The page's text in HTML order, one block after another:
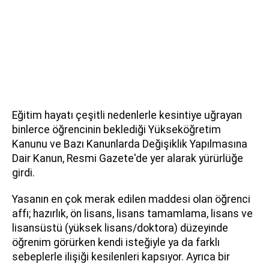
Eğitim hayatı çeşitli nedenlerle kesintiye uğrayan
binlerce öğrencinin beklediği Yükseköğretim
Kanunu ve Bazı Kanunlarda Değişiklik Yapılmasına
Dair Kanun, Resmi Gazete'de yer alarak yürürlüğe
girdi.
Yasanın en çok merak edilen maddesi olan öğrenci
affı; hazırlık, ön lisans, lisans tamamlama, lisans ve
lisansüstü (yüksek lisans/doktora) düzeyinde
öğrenim görürken kendi isteğiyle ya da farklı
sebeplerle ilişiği kesilenleri kapsıyor. Ayrıca bir